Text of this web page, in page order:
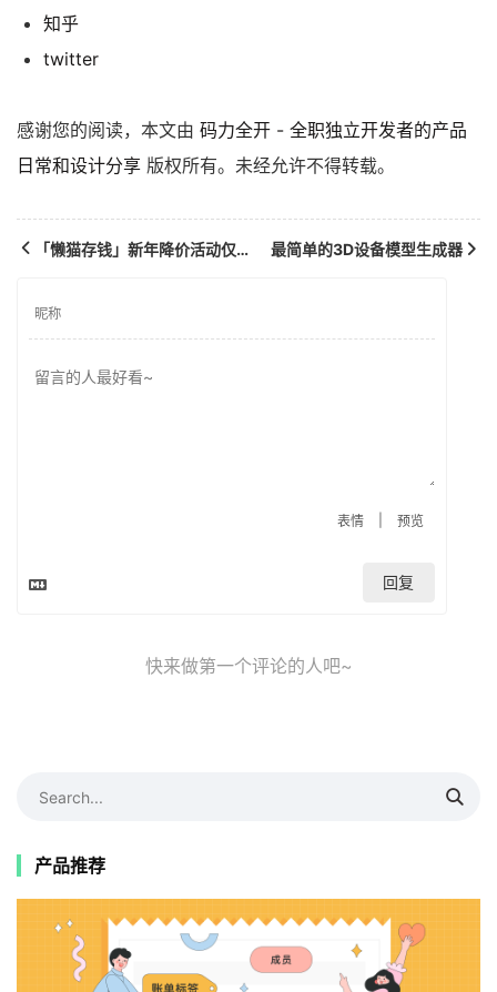
知乎
twitter
感谢您的阅读，本文由 码力全开 - 全职独立开发者的产品
日常和设计分享 版权所有。未经允许不得转载。
「懒猫存钱」新年降价活动仅此一次！！！ 最简单的3D设备模型生成器
表情 预览
回复
快来做第一个评论的人吧~
产品推荐